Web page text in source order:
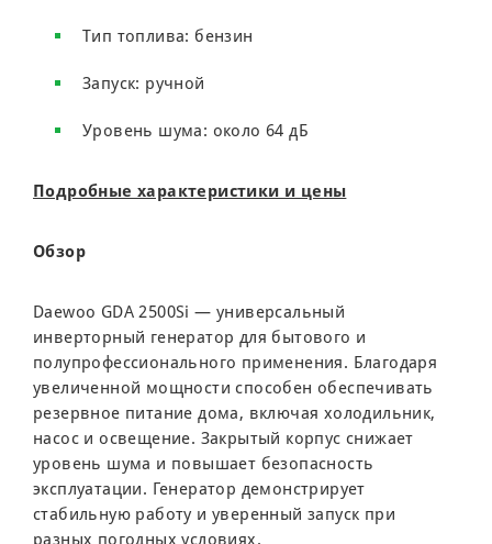
Тип топлива: бензин
Запуск: ручной
Уровень шума: около 64 дБ
Подробные характеристики и цены
Обзор
Daewoo GDA 2500Si — универсальный
инверторный генератор для бытового и
полупрофессионального применения. Благодаря
увеличенной мощности способен обеспечивать
резервное питание дома, включая холодильник,
насос и освещение. Закрытый корпус снижает
уровень шума и повышает безопасность
эксплуатации. Генератор демонстрирует
стабильную работу и уверенный запуск при
разных погодных условиях.